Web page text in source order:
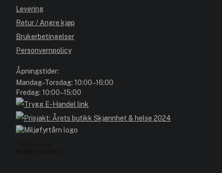
Levering
Retur / Angre kjøp
Brukerbetingelser
Personvernpolicy
Åpningstider:
Mandag–Torsdag: 10:00–16:00
Fredag: 10:00–15:00